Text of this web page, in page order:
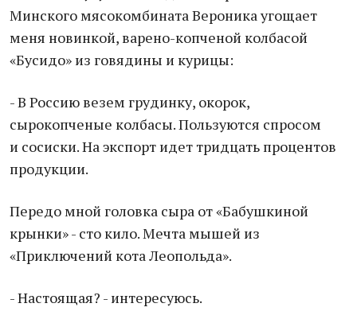
Минского мясокомбината Вероника угощает
меня новинкой, варено-копченой колбасой
«Бусидо» из говядины и курицы:
- В Россию везем грудинку, окорок,
сырокопченые колбасы. Пользуются спросом
и сосиски. На экспорт идет тридцать процентов
продукции.
Передо мной головка сыра от «Бабушкиной
крынки» - сто кило. Мечта мышей из
«Приключений кота Леопольда».
- Настоящая? - интересуюсь.